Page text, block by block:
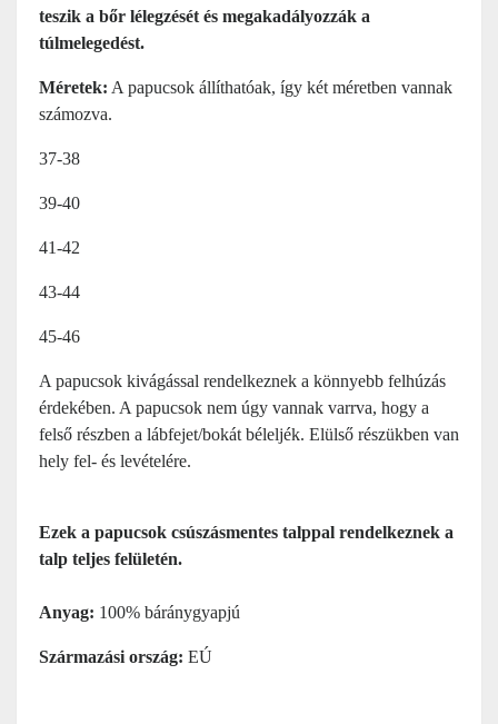
teszik a bőr lélegzését és megakadályozzák a
túlmelegedést.
Méretek: A papucsok állíthatóak, így két méretben vannak
számozva.
37-38
39-40
41-42
43-44
45-46
A papucsok kivágással rendelkeznek a könnyebb felhúzás
érdekében. A papucsok nem úgy vannak varrva, hogy a
felső részben a lábfejet/bokát béleljék. Elülső részükben van
hely fel- és levételére.
Ezek a papucsok csúszásmentes talppal rendelkeznek a
talp teljes felületén.
Anyag: 100% báránygyapjú
Származási ország: EÚ